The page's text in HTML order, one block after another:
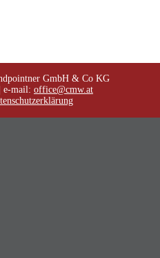
GmbH & Co KG
e-mail: office@cmw.at